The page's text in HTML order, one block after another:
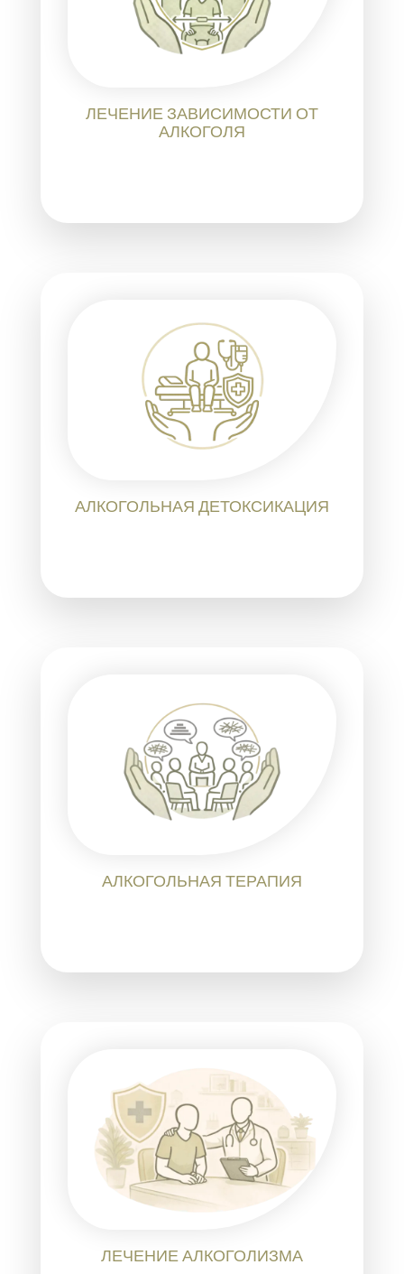
ЛЕЧЕНИЕ ЗАВИСИМОСТИ ОТ
АЛКОГОЛЯ
АЛКОГОЛЬНАЯ ДЕТОКСИКАЦИЯ
АЛКОГОЛЬНАЯ ТЕРАПИЯ
ЛЕЧЕНИЕ АЛКОГОЛИЗМА